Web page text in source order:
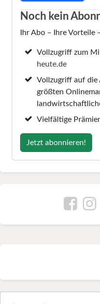
Noch kein
Ihr Abo – Ihre Vorteile
Vollzugriff zum
heute.de
Vollzugriff auf die
größten
Vielfältige
Jetzt abonnieren!